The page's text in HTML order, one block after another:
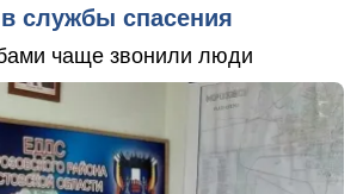
службы спасения
чаще звонили люди